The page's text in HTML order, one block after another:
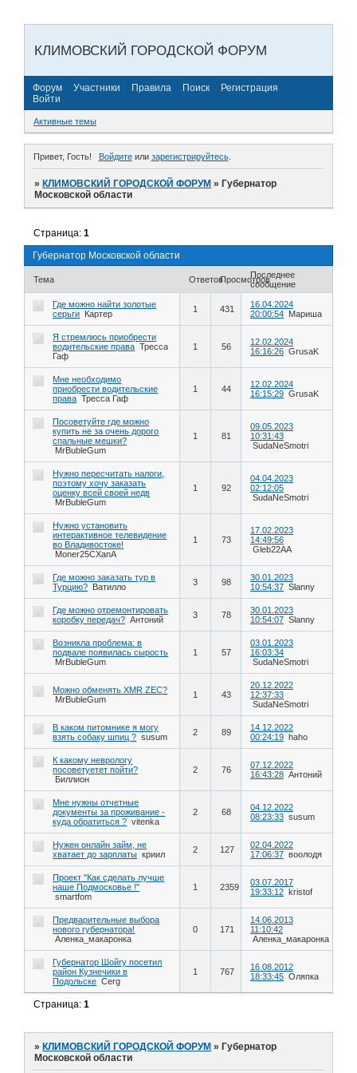
КЛИМОВСКИЙ ГОРОДСКОЙ ФОРУМ
Форум Участники Правила Поиск
Регистрация
Войти
Активные темы
Привет, Гость! Войдитеили зарегистрируйтесь.
»КЛИМОВСКИЙ ГОРОДСКОЙ ФОРУМ »Губернатор
Московской области
Губернатор Московской области
Страница:1
Тема ОтветовПросмотровПоследнее
сообщение
Где можно найти золотые
серьги
Картер 1 431
16.04.2024
20:00:54 Мариша
Я стремлюсь приобрести
водительские права Тресса
Гаф
1 56
12.02.2024
16:16:26 GrusaK
Мне необходимо
приобрести водительские
права Тресса Гаф
1 44
12.02.2024
16:15:29 GrusaK
Посоветуйте где можно
купить не за очень дорого
спальные мешки?
MrBubleGum
1 81
09.05.2023
10:31:43
SudaNeSmotri
Нужно пересчитать налоги,
поэтому хочу заказать
оценку всей своей недв
MrBubleGum
1 92
04.04.2023
02:12:05
SudaNeSmotri
Нужно установить
интерактивное телевидение
во Владивостоке!
Moner25CXanА
1 73
17.02.2023
14:49:56
Gleb22АА
Где можно заказать тур в
Турцию?
Ватилло 3 98
30.01.2023
10:54:37 Slanny
Где можно отремонтировать
коробку передач? Антоний 3 78
30.01.2023
10:54:07 Slanny
Возникла проблема: в
подвале появилась сырость
MrBubleGum
1 57
03.01.2023
16:03:34
SudaNeSmotri
Можно обменять XMR ZEC?
MrBubleGum
1 43
20.12.2022
12:37:33
SudaNeSmotri
В каком питомнике я могу
взять собаку шпиц ? susum 2 89
14.12.2022
00:24:19 haho
К какому неврологу
посоветуетет пойти?
Биллион
2 76
07.12.2022
16:43:28 Антоний
Мне нужны отчетные
документы за проживание -
куда обратиться ? vitenka
2 68
04.12.2022
08:23:33 susum
Нужен онлайн займ, не
хватает до зарплаты криил 2 127
02.04.2022
17:06:37 воолодя
Проект "Как сделать лучше
наше Подмосковье !"
smartfom
1 2359
03.07.2017
19:33:12 kristof
Предварительные выбора
нового губернатора!
Аленка_макаронка
0 171
14.06.2013
11:10:42
Аленка_макаронка
Губернатор Шойгу посетил
район Кузнечики в
Подольске Cerg
1 767
16.08.2012
18:33:45 Оляпка
Страница:1
»КЛИМОВСКИЙ ГОРОДСКОЙ ФОРУМ »Губернатор
Московской области